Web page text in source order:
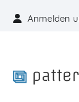
Anmelden